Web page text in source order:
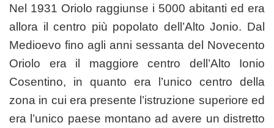
Nel 1931 Oriolo raggiunse i 5000 abitanti ed era
allora il centro più popolato dell’Alto Jonio. Dal
Medioevo fino agli anni sessanta del Novecento
Oriolo era il maggiore centro dell’Alto Ionio
Cosentino, in quanto era l’unico centro della
zona in cui era presente l’istruzione superiore ed
era l’unico paese montano ad avere un distretto